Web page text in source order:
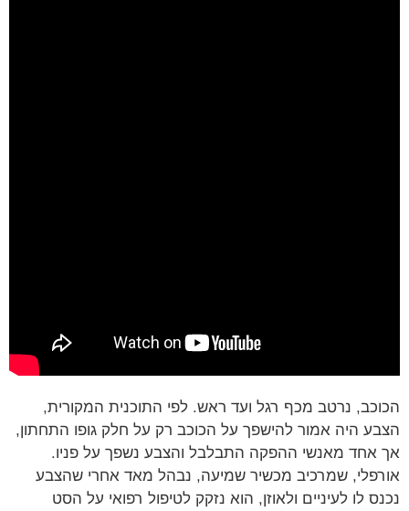
נרטב מכף רגל ועד ראש. לפי התוכנית המקורית,
היה אמור להישפך על הכוכב רק על חלק גופו התחתון,
מאנשי ההפקה התבלבל והצבע נשפך על פניו.
שמרכיב מכשיר שמיעה, נבהל מאד אחרי שהצבע
לו לעיניים ולאוזן, הוא נזקק לטיפול רפואי על הסט